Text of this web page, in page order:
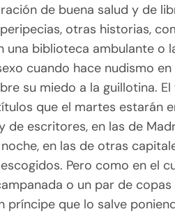
de buena salud y de
otras historias,
una biblioteca ambulante o
cuando hace nudismo en
su miedo a la guillotina.
que el martes estarán
de escritores, en las de
en las de otras
Pero como en el
o un par de
príncipe que lo salve